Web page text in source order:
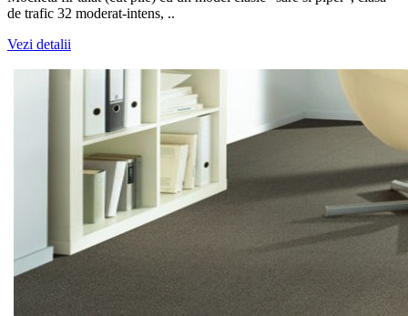
de trafic 32 moderat-intens, ..
Vezi detalii